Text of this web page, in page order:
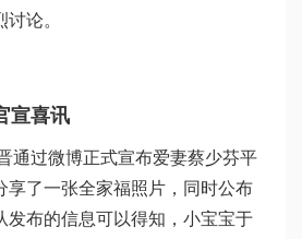
论。
宣喜讯
通过微博正式宣布爱妻蔡少芬平
享了一张全家福照片，同时公布
发布的信息可以得知，小宝宝于